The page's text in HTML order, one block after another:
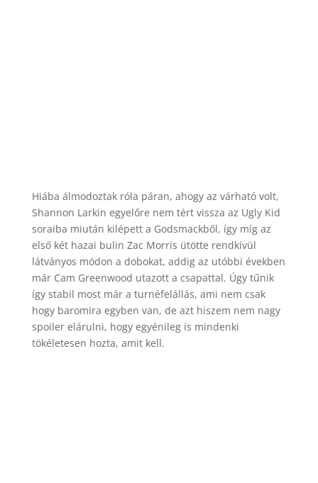
Hiába álmodoztak róla páran, ahogy az várható volt,
Shannon Larkin egyelőre nem tért vissza az Ugly Kid
soraiba miután kilépett a Godsmackből, így míg az
első két hazai bulin Zac Morris ütötte rendkívül
látványos módon a dobokat, addig az utóbbi években
már Cam Greenwood utazott a csapattal. Úgy tűnik
így stabil most már a turnéfelállás, ami nem csak
hogy baromira egyben van, de azt hiszem nem nagy
spoiler elárulni, hogy egyénileg is mindenki
tökéletesen hozta, amit kell.